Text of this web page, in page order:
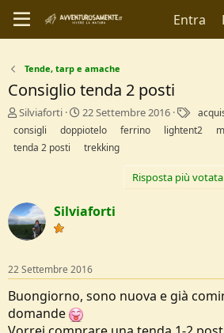
Entra
Tende, tarp e amache
Consiglio tenda 2 posti
C
r
a
e
D
i
c
u
s
s
i
Silviaforti
D
a
a
n
o
22 Settembre 2016
a
consigli
doppiotelo ferrino lightent2
tenda 2 posti
trekking
Risposta più votata
Silviaforti
22 Settembre 2016
Buongiorno, sono nuova e già
domande